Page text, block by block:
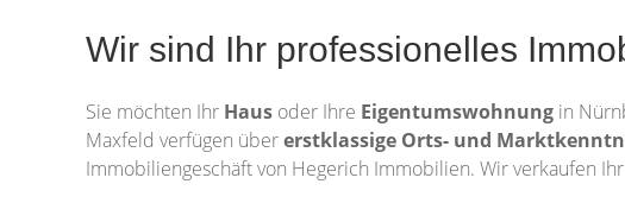
Wir sind Ihr professionelles
Sie möchten Ihr Haus oder Ihre Eigentumswohnung in
Maxfeld verfügen übererstklassige Orts- und
Immobiliengeschäft von Hegerich Immobilien. Wir verkaufen